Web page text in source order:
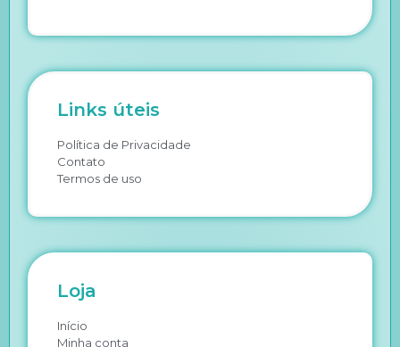
Links úteis
Política de Privacidade
Contato
Termos de uso
Loja
Início
Minha conta